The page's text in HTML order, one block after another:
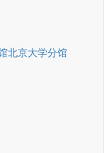
北京大学分馆